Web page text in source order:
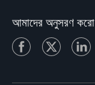
আমাদের অনুসরণ করো